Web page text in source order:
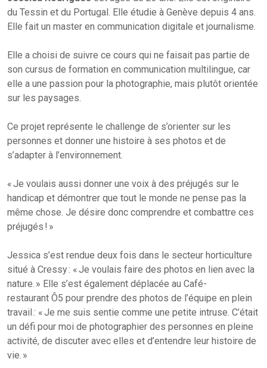
du Tessin et du Portugal. Elle étudie à Genève depuis 4 ans.
Elle fait un master en communication digitale et journalisme.
Elle a choisi de suivre ce cours qui ne faisait pas partie de
son cursus de formation en communication multilingue, car
elle a une passion pour la photographie, mais plutôt orientée
sur les paysages.
Ce projet représente le challenge de s’orienter sur les
personnes et donner une histoire à ses photos et de
s’adapter à l’environnement.
« Je voulais aussi donner une voix à des préjugés sur le
handicap et démontrer que tout le monde ne pense pas la
même chose. Je désire donc comprendre et combattre ces
préjugés ! »
Jessica s’est rendue deux fois dans le secteur horticulture
situé à Cressy : « Je voulais faire des photos en lien avec la
nature. » Elle s’est également déplacée au Café-
restaurant Ô5 pour prendre des photos de l’équipe en plein
travail : « Je me suis sentie comme une petite intruse. C’était
un défi pour moi de photographier des personnes en pleine
activité, de discuter avec elles et d’entendre leur histoire de
vie. »